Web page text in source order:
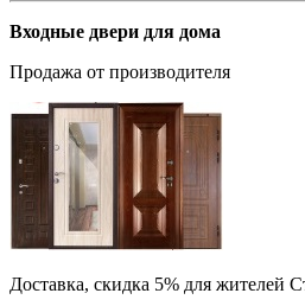
Входные двери для дома
Продажа от производителя
Доставка, скидка 5% для жителей